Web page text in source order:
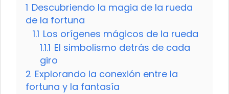
1 Descubriendo la magia de la rueda
de la fortuna
1.1 Los orígenes mágicos de la rueda
1.1.1 El simbolismo detrás de cada
giro
2 Explorando la conexión entre la
fortuna y la fantasía